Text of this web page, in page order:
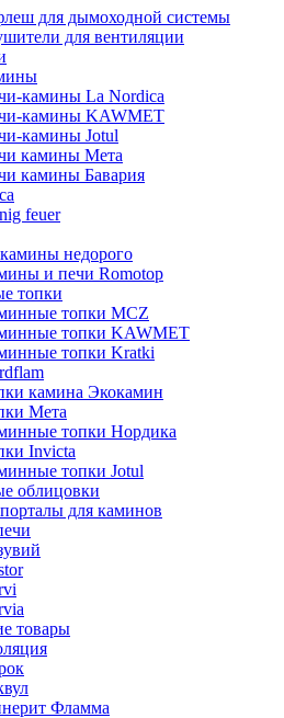
для дымоходной системы
для вентиляции
камины La Nordica
камины KAWMET
камины Jotul
камины Мета
камины Бавария
feuer
недорого
и печи Romotop
топки
топки MCZ
топки KAWMET
топки Kratki
камина Экокамин
Мета
топки Нордика
Invicta
топки Jotul
облицовки
для каминов
товары
Фламма